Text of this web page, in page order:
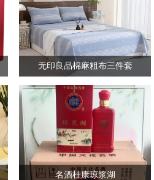
无印良品棉麻粗布三件套
名酒杜康琼浆湖